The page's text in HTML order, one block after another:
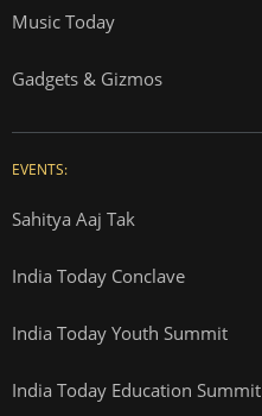
Music Today
Gadgets & Gizmos
EVENTS:
Sahitya Aaj Tak
India Today Conclave
India Today Youth Summit
India Today Education Summit